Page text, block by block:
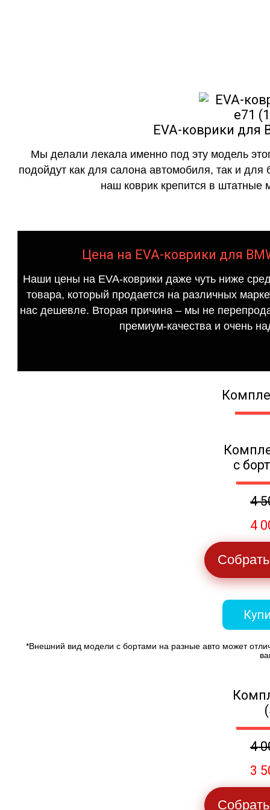
EVA-коврики для
Мы делали лекала именно под эту модель
подойдут как для салона автомобиля, так и для
наш коврик крепится в штатные
Цена на EVA-коврики для
Наши цены на EVA-коврики даже чуть ниже
товара, который продается на различных
нас дешевле. Вторая причина – мы не
премиум-качества и очень
с
4
4
*Внешний вид модели с бортами на разные авто может
4
3